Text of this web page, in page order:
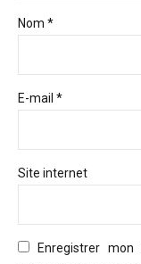
Nom *
E-mail *
Site internet
Enregistrer